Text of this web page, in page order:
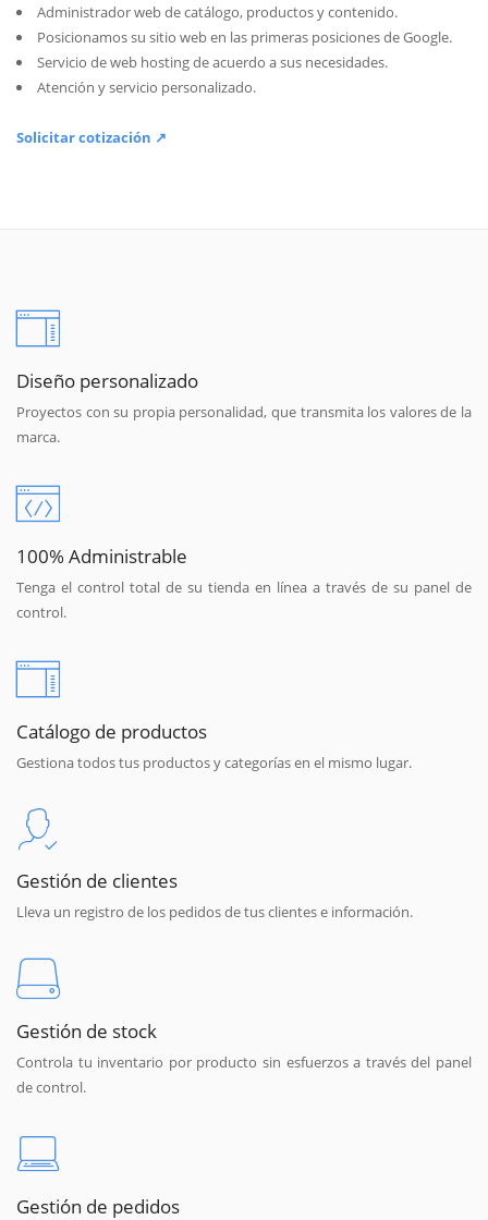
Administrador web de catálogo, productos y contenido.
Posicionamos su sitio web en las primeras posiciones de Google.
Servicio de web hosting de acuerdo a sus necesidades.
Atención y servicio personalizado.
Solicitar cotización ↗
Diseño personalizado
Proyectos con su propia personalidad, que transmita los valores de la
marca.
100% Administrable
Tenga el control total de su tienda en línea a través de su panel de
control.
Catálogo de productos
Gestiona todos tus productos y categorías en el mismo lugar.
Gestión de clientes
Lleva un registro de los pedidos de tus clientes e información.
Gestión de stock
Controla tu inventario por producto sin esfuerzos a través del panel
de control.
Gestión de pedidos